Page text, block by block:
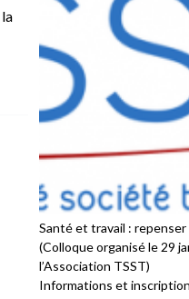
Santé et travail : repenser
(Colloque organisé le 29
l’Association TSST)
Informations et inscription